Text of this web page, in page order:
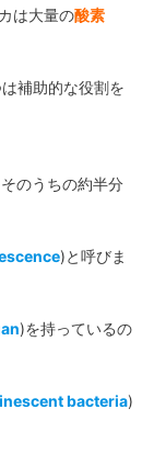
は大量の酸素
補助的な役割を
のうちの約半分
)と呼びま
)を持っているの
bacteria)